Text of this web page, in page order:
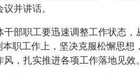
并讲话。
职工要迅速调整工作状态，
职工作上，坚决克服松懈思想
，扎实推进各项工作落地见效。